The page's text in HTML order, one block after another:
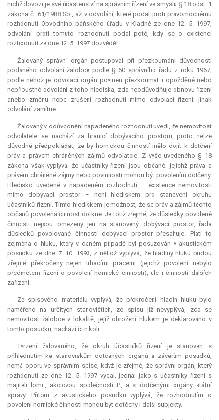
nichž dovozuje své účastenství na správním řízení ve smyslu § 18 odst. 1
zákona č. 61/1988 Sb., až v odvolání, které podal proti pravomocnému
rozhodnutí Obvodního báňského úřadu v Kladně ze dne 12. 5. 1997,
odvolání proti tomuto rozhodnutí podal poté, kdy se o existenci
rozhodnutí ze dne 12. 5. 1997 dozvěděl.
Žalovaný správní orgán postupoval při přezkoumání důvodnosti
podaného odvolání žalobce podle § 60 správního řádu z roku 1967,
podle něhož je odvolací orgán povinen přezkoumat i opožděné nebo
nepřípustné odvolání z toho hlediska, zda neodůvodňuje obnovu řízení
anebo změnu nebo zrušení rozhodnutí mimo odvolací řízení; jinak
odvolání zamítne.
Žalovaný v odůvodnění napadeného rozhodnutí uvedl, že nemovitost
odvolatele se nachází za hranicí dobývacího prostoru, proto nelze
důvodně předpokládat, že by hornickou činností mělo dojít k dotčení
práv a právem chráněných zájmů odvolatele. Z výše uvedeného § 18
zákona však vyplývá, že účastníky řízení jsou občané, jejichž práva a
právem chráněné zájmy nebo povinnosti mohou být povolením dotčeny.
Hledisko uvedené v napadeném rozhodnutí – existence nemovitosti
mimo dobývací prostor – není hlediskem pro stanovení okruhu
účastníků řízení. Tímto hlediskem je možnost, že se práv a zájmů těchto
občanů povolená činnost dotkne. Je totiž zřejmé, že důsledky povolené
činnosti nejsou omezeny jen na stanovený dobývací prostor, řada
důsledků povolované činnosti dobývací prostor přesahuje. Platí to
zejména o hluku, který v daném případě byl posuzován v akustickém
posudku ze dne 7. 10. 1993, z něhož vyplývá, že hladiny hluku budou
zřejmě překročeny nejen trhacími pracemi (jejichž povolení nebylo
předmětem řízení o povolení hornické činnosti), ale i činností dalších
zařízení.
Ze spisového materiálu vyplývá, že překročení hladin hluku bylo
naměřeno na určitých stanovištích, ze spisu již nevyplývá, zda se
nemovitost žalobce v lokalitě, jejíž ohrožení hlukem je deklarováno v
tomto posudku, nachází či nikoli.
Tvrzení žalovaného, že okruh účastníků řízení je stanoven s
přihlédnutím ke stanoviskům dotčených orgánů a závěrům posudků,
nemá oporu ve správním spise, když je zřejmé, že správní orgán, který
rozhodnutí ze dne 12. 5. 1997 vydal, jednal jako s účastníky řízení s
majiteli lomu, akciovou společností P., a s dotčenými orgány státní
správy. Přitom z akustického posudku vyplývá, že rozhodnutím o
povolení hornické činnosti mohou být dotčeny i další subjekty.